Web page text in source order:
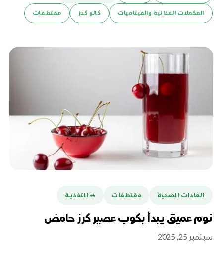
المكملات الغذائية والفيتاميات كالو كدز مقتطفات
العادات الصحية مقتطفات 🥗 التغذية
نوم عميق يبدأ بكوب عصير كرز حامض
سبتمبر 25, 2025